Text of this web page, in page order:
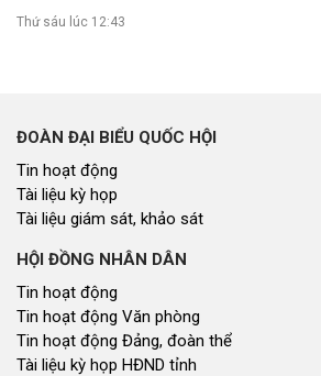
Thứ sáu lúc 12:43
ĐOÀN ĐẠI BIỂU QUỐC HỘI
Tin hoạt động
Tài liệu kỳ họp
Tài liệu giám sát, khảo sát
HỘI ĐỒNG NHÂN DÂN
Tin hoạt động
Tin hoạt động Văn phòng
Tin hoạt động Đảng, đoàn thể
Tài liệu kỳ họp HĐND tỉnh